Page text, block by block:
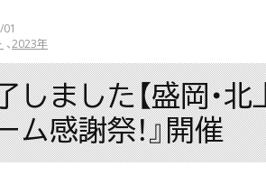
2023年
しました【盛岡・
ム感謝祭！』開催